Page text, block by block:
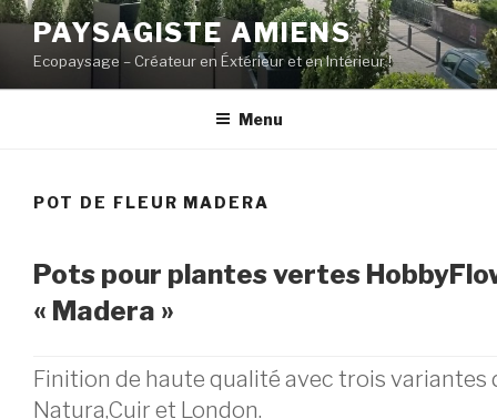
Aller
contenu
principal
PAYSAGISTE AMIENS
Ecopaysage – Créateur en Éxtérieur et en Intérieur !
Menu
POT DE FLEUR MADERA
Pots pour plantes vertes
« Madera »
Finition de haute qualité avec trois variantes
Natura,Cuir et London.